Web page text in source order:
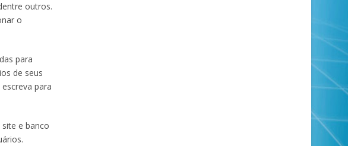
outros.
o
para
de seus
para
e banco